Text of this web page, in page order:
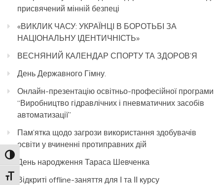
Toggle High Contrast
Toggle Font size
присвячений мінній безпеці
«ВИКЛИК ЧАСУ: УКРАЇНЦІ В БОРОТЬБІ ЗА
НАЦІОНАЛЬНУ ІДЕНТИЧНІСТЬ»
ВЕСНЯНИЙ КАЛЕНДАР СПОРТУ ТА ЗДОРОВ’Я
День Державного Гімну.
Онлайн-презентацію освітньо-професійної програми
“Виробництво гідравлічних і пневматичних засобів
автоматизації”
Пам’ятка щодо загрози використання здобувачів
освіти у вчиненні протиправних дій
День народження Тараса Шевченка
Відкриті offline-заняття для І та ІІ курсу